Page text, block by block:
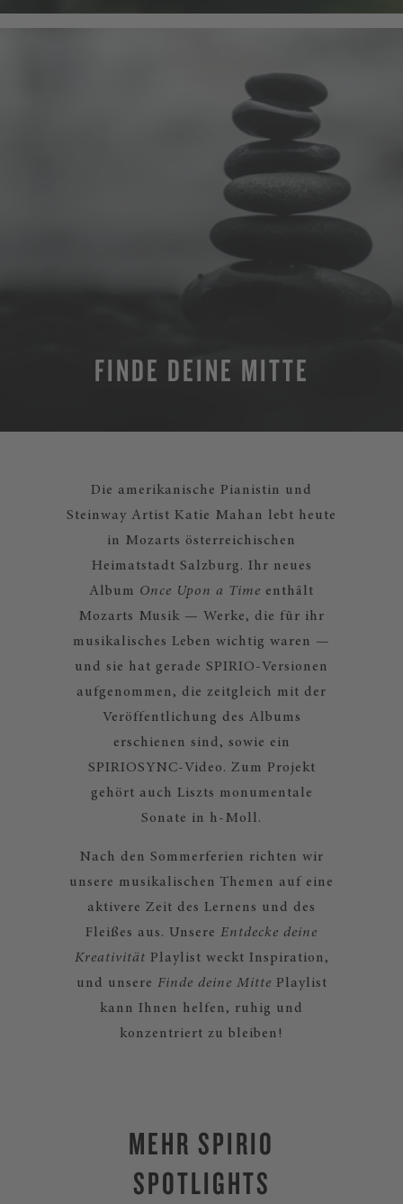
FINDE DEINE MITTE
Die amerikanische Pianistin und
Steinway Artist Katie Mahan lebt heute
in Mozarts österreichischen
Heimatstadt Salzburg. Ihr neues
Album Once Upon a Time enthält
Mozarts Musik — Werke, die für ihr
musikalisches Leben wichtig waren —
und sie hat gerade SPIRIO-Versionen
aufgenommen, die zeitgleich mit der
Veröffentlichung des Albums
erschienen sind, sowie ein
SPIRIOSYNC-Video. Zum Projekt
gehört auch Liszts monumentale
Sonate in h-Moll.
Nach den Sommerferien richten wir
unsere musikalischen Themen auf eine
aktivere Zeit des Lernens und des
Fleißes aus. Unsere Entdecke deine
Kreativität Playlist weckt Inspiration,
und unsere Finde deine Mitte Playlist
kann Ihnen helfen, ruhig und
konzentriert zu bleiben!
MEHR SPIRIO
SPOTLIGHTS